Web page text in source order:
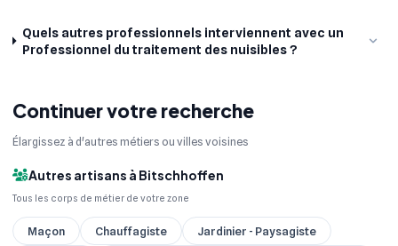
Quels autres professionnels interviennent avec un
Professionnel du traitement des nuisibles ?
Continuer votre recherche
Élargissez à d'autres métiers ou villes voisines
Autres artisans à Bitschhoffen
Tous les corps de métier de votre zone
Maçon Chauffagiste
Jardinier - Paysagiste